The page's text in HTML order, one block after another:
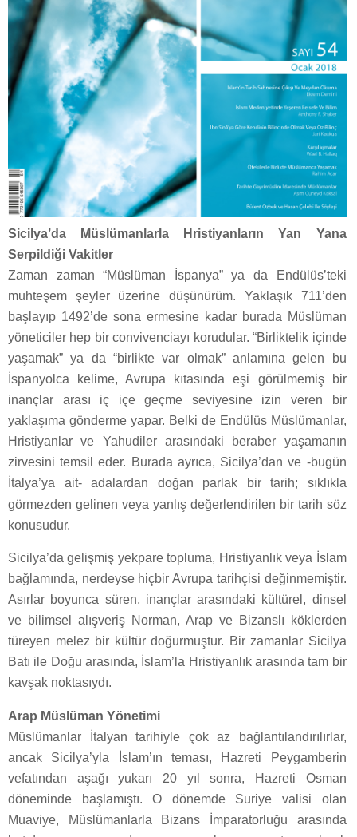
Sicilya’da Müslümanlarla Hristiyanların Yan Yana
Serpildiği Vakitler
Zaman zaman “Müslüman İspanya” ya da Endülüs’teki
muhteşem şeyler üzerine düşünürüm. Yaklaşık 711’den
başlayıp 1492’de sona ermesine kadar burada Müslüman
yöneticiler hep bir convivenciayı korudular. “Birliktelik içinde
yaşamak” ya da “birlikte var olmak” anlamına gelen bu
İspanyolca kelime, Avrupa kıtasında eşi görülmemiş bir
inançlar arası iç içe geçme seviyesine izin veren bir
yaklaşıma gönderme yapar. Belki de Endülüs Müslümanlar,
Hristiyanlar ve Yahudiler arasındaki beraber yaşamanın
zirvesini temsil eder. Burada ayrıca, Sicilya’dan ve -bugün
İtalya’ya ait- adalardan doğan parlak bir tarih; sıklıkla
görmezden gelinen veya yanlış değerlendirilen bir tarih söz
konusudur.
Sicilya’da gelişmiş yekpare topluma, Hristiyanlık veya İslam
bağlamında, nerdeyse hiçbir Avrupa tarihçisi değinmemiştir.
Asırlar boyunca süren, inançlar arasındaki kültürel, dinsel
ve bilimsel alışveriş Norman, Arap ve Bizanslı köklerden
türeyen melez bir kültür doğurmuştur. Bir zamanlar Sicilya
Batı ile Doğu arasında, İslam’la Hristiyanlık arasında tam bir
kavşak noktasıydı.
Arap Müslüman Yönetimi
Müslümanlar İtalyan tarihiyle çok az bağlantılandırılırlar,
ancak Sicilya’yla İslam’ın teması, Hazreti Peygamberin
vefatından aşağı yukarı 20 yıl sonra, Hazreti Osman
döneminde başlamıştı. O dönemde Suriye valisi olan
Muaviye, Müslümanlarla Bizans İmparatorluğu arasında